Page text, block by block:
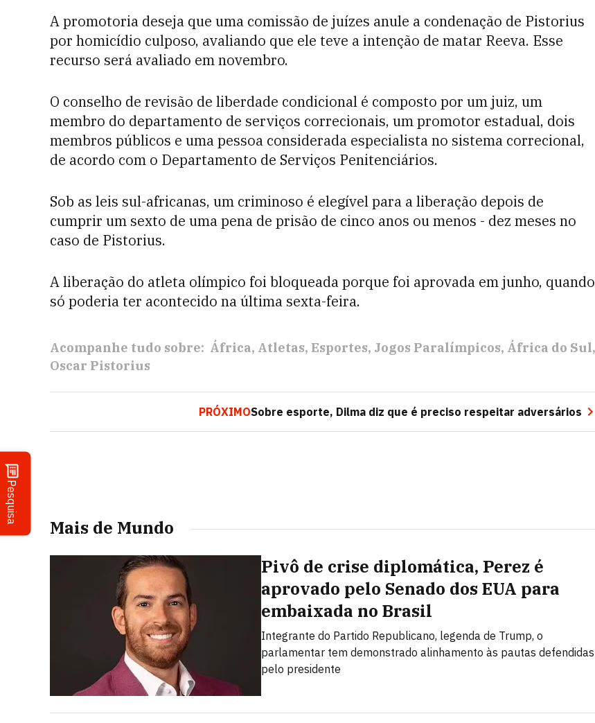
Pesquisa
A promotoria deseja que uma comissão de juízes anule a condenação de Pistorius
por homicídio culposo, avaliando que ele teve a intenção de matar Reeva. Esse
recurso será avaliado em novembro.
O conselho de revisão de liberdade condicional é composto por um juiz, um
membro do departamento de serviços correcionais, um promotor estadual, dois
membros públicos e uma pessoa considerada especialista no sistema correcional,
de acordo com o Departamento de Serviços Penitenciários.
Sob as leis sul-africanas, um criminoso é elegível para a liberação depois de
cumprir um sexto de uma pena de prisão de cinco anos ou menos - dez meses no
caso de Pistorius.
A liberação do atleta olímpico foi bloqueada porque foi aprovada em junho, quando
só poderia ter acontecido na última sexta-feira.
Acompanhe tudo sobre: África Atletas Esportes Jogos Paralímpicos África do Sul
Oscar Pistorius
PRÓXIMOSobre esporte, Dilma diz que é preciso respeitar adversários
Mais de Mundo
Pivô de crise diplomática, Perez é
aprovado pelo Senado dos EUA para
embaixada no Brasil
Integrante do Partido Republicano, legenda de Trump, o
parlamentar tem demonstrado alinhamento às pautas defendidas
pelo presidente